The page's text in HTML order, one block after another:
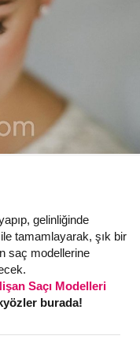
gelinliğinde
tamamlayarak, şık bir
saç modellerine
Saçı Modelleri
burada!